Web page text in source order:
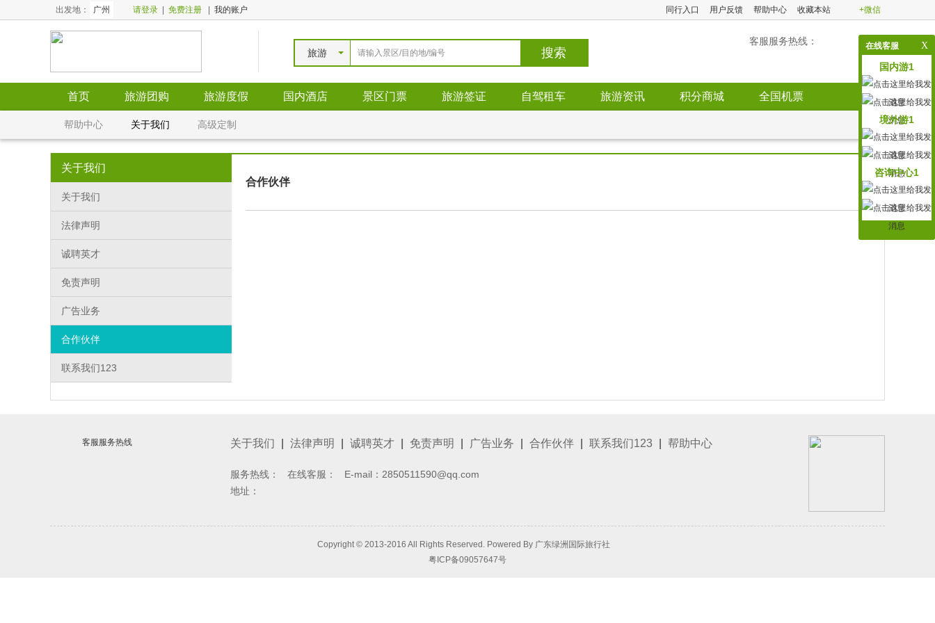
出发地： 广州 请登录 免费注册 我的账户 同行入口 用户反馈 帮助中心 收藏本站 +微信
旅游
客服服务热线：
首页 旅游团购 旅游度假 国内酒店 景区门票 旅游签证 自驾租车 旅游资讯 积分商城 全国机票
全国酒店 全国门票
帮助中心 关于我们 高级定制
关于我们
关于我们
法律声明
诚聘英才
免责声明
广告业务
合作伙伴
联系我们123
合作伙伴
X
在线客服
国内游1
境外游1
咨询中心1
客服服务热线 关于我们 法律声明 诚聘英才 免责声明 广告业务 合作伙伴 联系我们123 帮助中心
服务热线： 在线客服：
E-mail：2850511590@qq.com
地址：
Copyright © 2013-2016 All Rights Reserved. Powered By 广东绿洲国际旅行社
粤ICP备09057647号